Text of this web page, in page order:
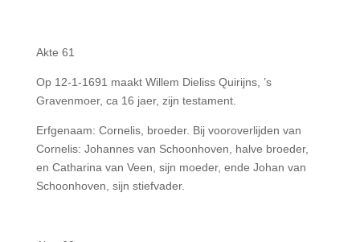
Akte 61
Op 12-1-1691 maakt Willem Dieliss Quirijns, ’s
Gravenmoer, ca 16 jaer, zijn testament.
Erfgenaam: Cornelis, broeder. Bij vooroverlijden van
Cornelis: Johannes van Schoonhoven, halve broeder,
en Catharina van Veen, sijn moeder, ende Johan van
Schoonhoven, sijn stiefvader.